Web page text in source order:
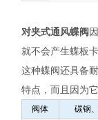
对夹式通风蝶阀
就不会产生蝶板
这种蝶阀还具备
特点，而且因为
阀体 碳钢